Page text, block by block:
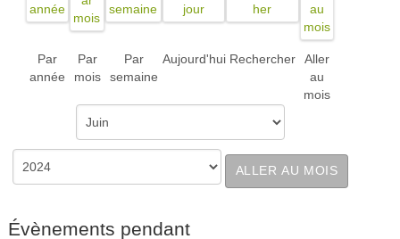
Par
année
Par
mois
Par
semaine
Aujourd'hui Rechercher
Aller
au
mois
ALLER AU MOIS
Évènements pendant